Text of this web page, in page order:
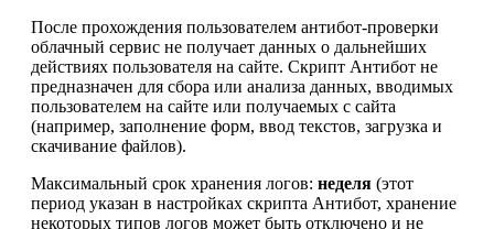
После прохождения пользователем антибот-проверки
облачный сервис не получает данных о дальнейших
действиях пользователя на сайте. Скрипт Антибот не
предназначен для сбора или анализа данных, вводимых
пользователем на сайте или получаемых с сайта
(например, заполнение форм, ввод текстов, загрузка и
скачивание файлов).
Максимальный срок хранения логов: неделя (этот
период указан в настройках скрипта Антибот, хранение
некоторых типов логов может быть отключено и не